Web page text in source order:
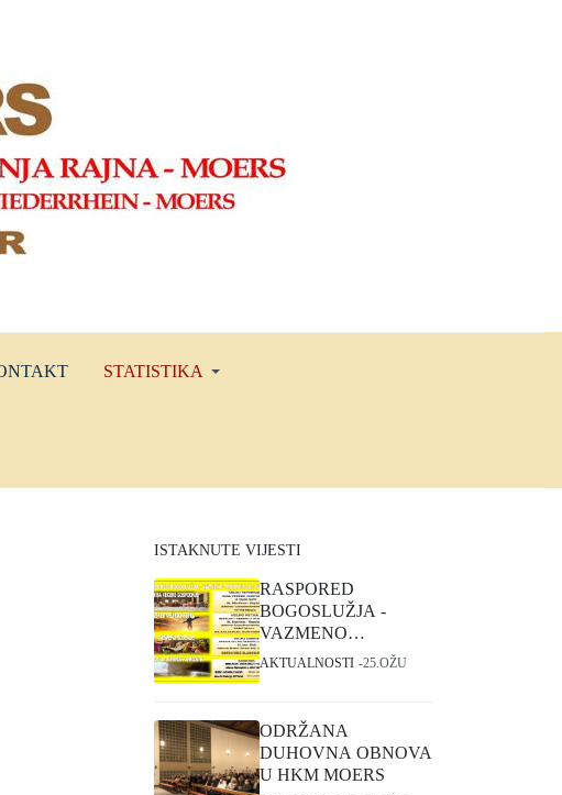
STATISTIKA
ISTAKNUTE VIJESTI
RASPORED
BOGOSLUŽJA -
VAZMENO
TRODNEVLJE I
AKTUALNOSTI 25.OŽU
ODRŽANA
DUHOVNA OBNOVA
U HKM MOERS